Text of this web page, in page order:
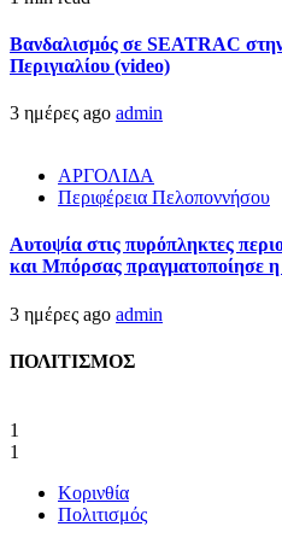
Βανδαλισμός σε SEATRAC
Περιγιαλίου (video)
3 ημέρες ago admin
ΑΡΓΟΛΙΔΑ
Περιφέρεια Πελοποννήσου
Αυτοψία στις πυρόπληκτες
και Μπόρσας πραγματοποίησε
3 ημέρες ago admin
ΠΟΛΙΤΙΣΜΟΣ
1
1
Κορινθία
Πολιτισμός